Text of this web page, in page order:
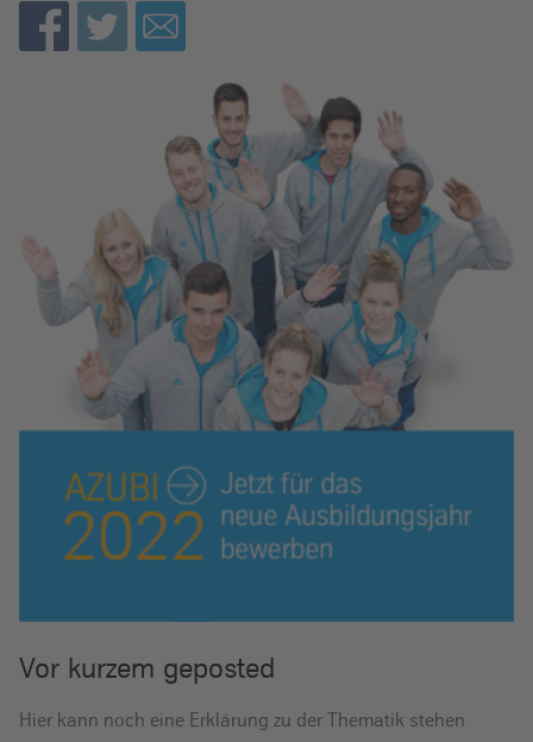
Vor kurzem geposted
Hier kann noch eine Erklärung zu der Thematik stehen